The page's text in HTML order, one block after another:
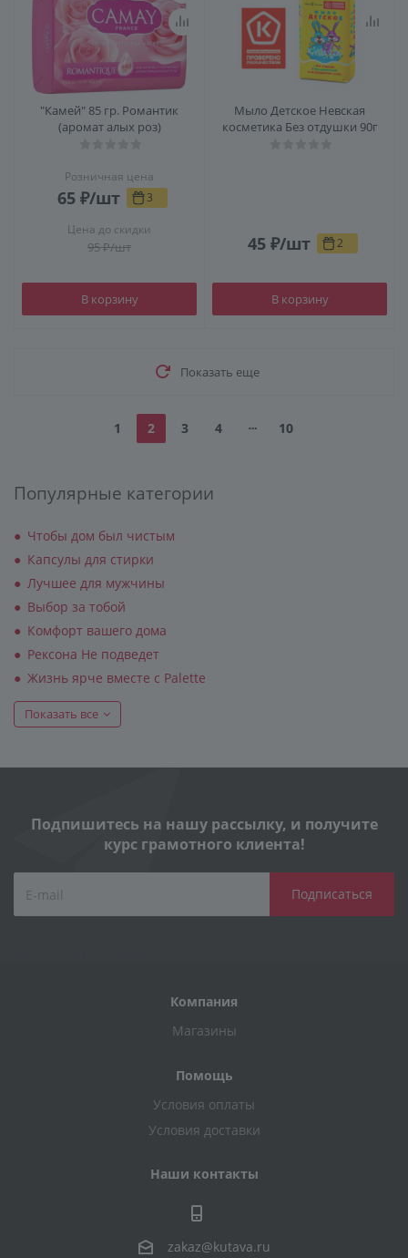
"Камей" 85 гр. Романтик
(аромат алых роз)
Розничная цена
65 ₽/шт 3
Цена до скидки
95₽/шт
В корзину
Мыло Детское Невская
косметика Без отдушки 90г
45 ₽/шт 2
В корзину
Показать еще
1 2 3 4 10
Популярные категории
Чтобы дом был чистым
Капсулы для стирки
Лучшее для мужчины
Выбор за тобой
Комфорт вашего дома
Рексона Не подведет
Жизнь ярче вместе с Palette
Показать все
Подпишитесь на нашу рассылку, и получите
курс грамотного клиента!
Компания
Магазины
Помощь
Условия оплаты
Условия доставки
Наши контакты
zakaz@kutava.ru